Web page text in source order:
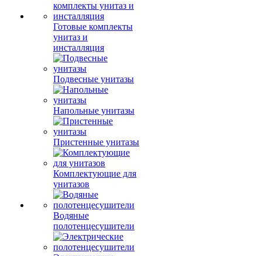
Готовые комплекты
унитаз и
инсталляция
Подвесные унитазы
Напольные унитазы
Пристенные унитазы
Комплектующие для
унитазов
Водяные
полотенцесушители